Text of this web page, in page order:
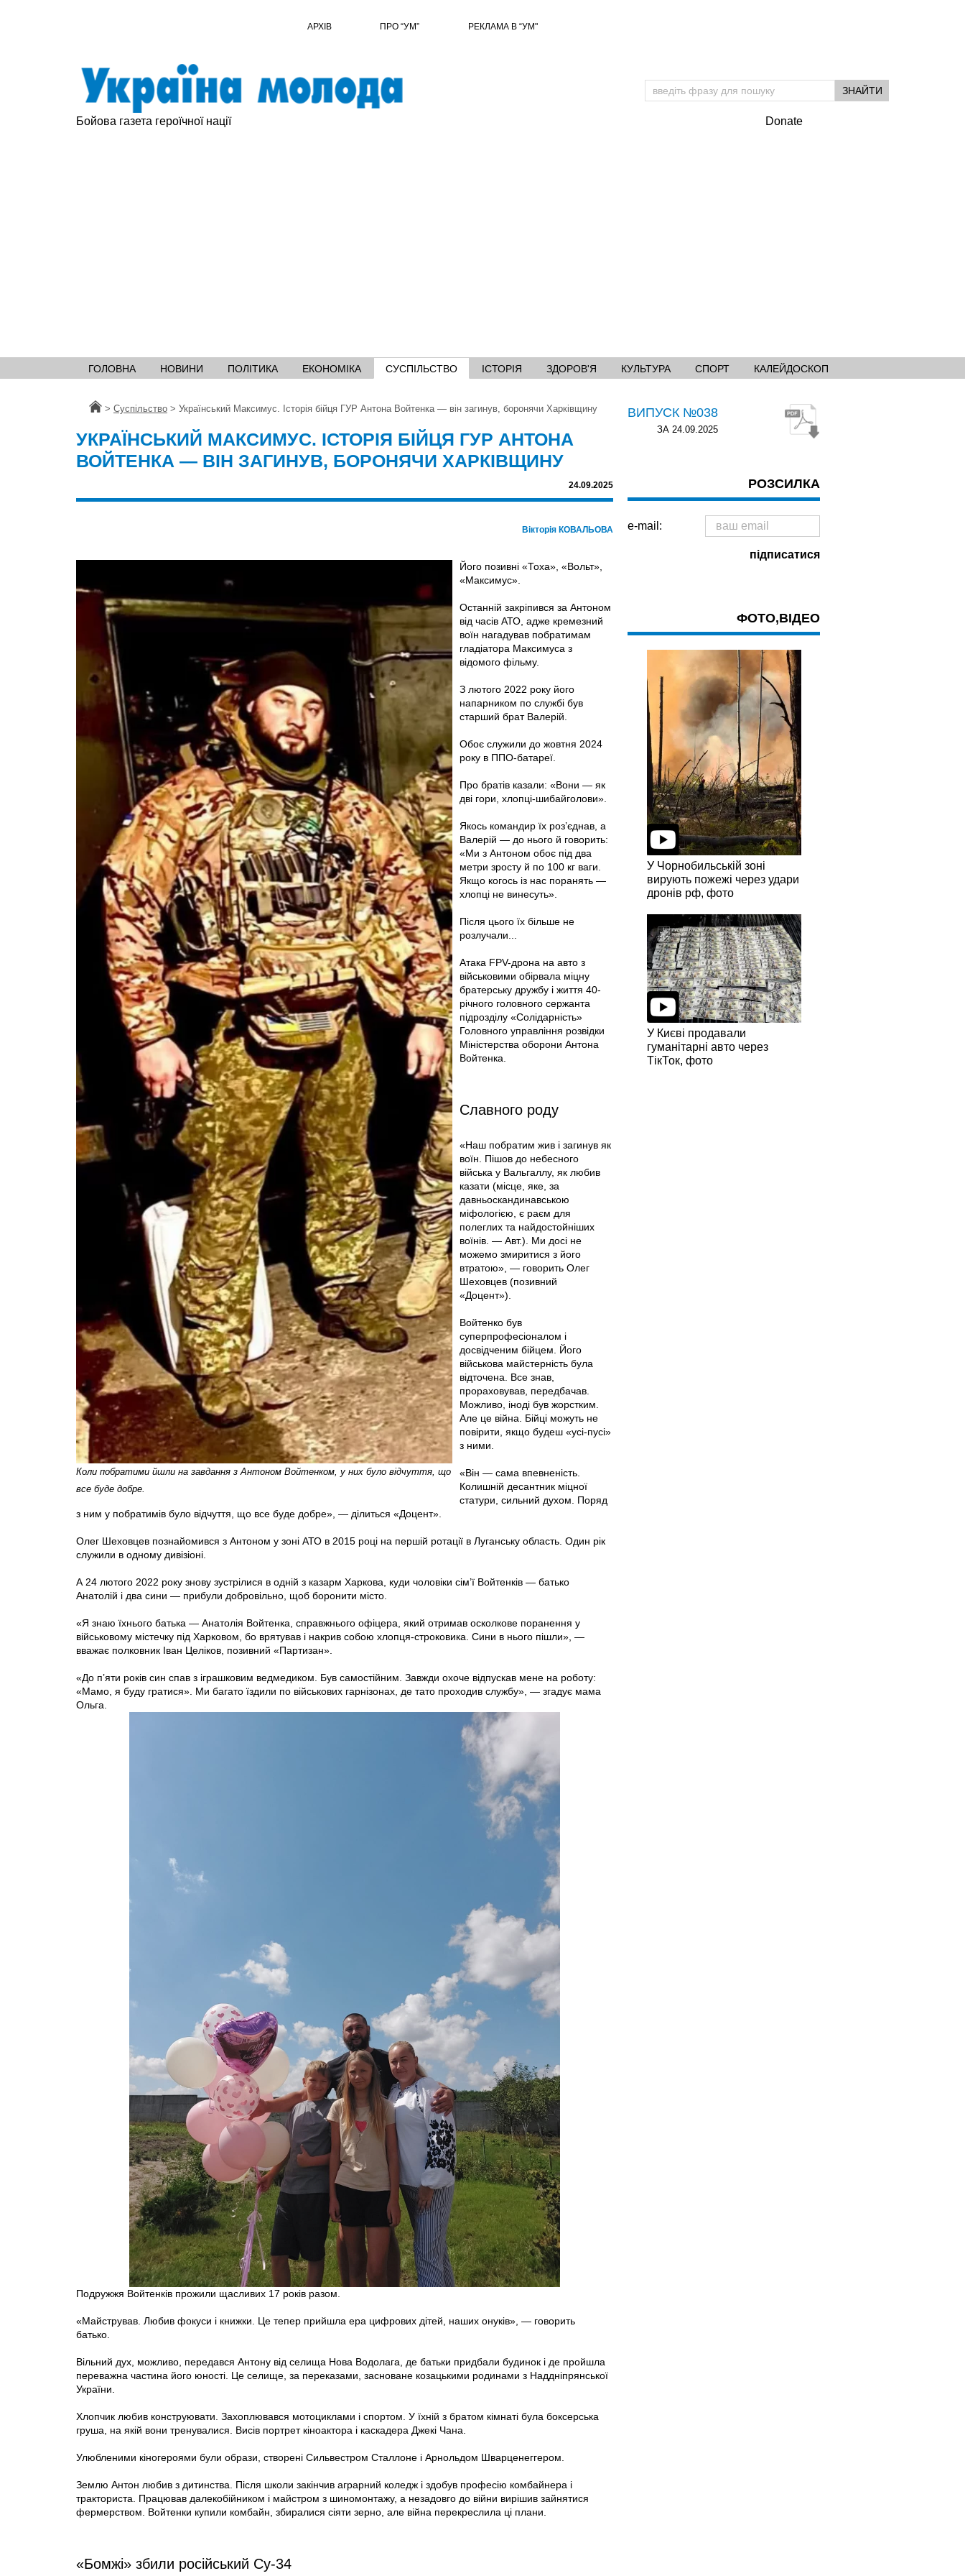
АРХІВ ПРО “УМ” РЕКЛАМА В “УМ"
Бойова газета героїчної нації Підтримай УМ
ГОЛОВНА НОВИНИ ПОЛІТИКА ЕКОНОМІКА СУСПІЛЬСТВО ІСТОРІЯ ЗДОРОВ'Я КУЛЬТУРА СПОРТ КАЛЕЙДОСКОП
Головна
> Суспільство > Український Максимус. Історія бійця ГУР Антона Войтенка — він загинув, боронячи Харківщину
УКРАЇНСЬКИЙ МАКСИМУС. ІСТОРІЯ БІЙЦЯ ГУР АНТОНА
ВОЙТЕНКА — ВІН ЗАГИНУВ, БОРОНЯЧИ ХАРКІВЩИНУ
24.09.2025
Вікторія КОВАЛЬОВА
Коли побратими йшли на завдання з Антоном Войтенком, у них було відчуття, що
все буде добре.
Його позивні «Тоха», «Вольт»,
«Максимус».
Останній закріпився за Антоном
від часів АТО, адже кремезний
воїн нагадував побратимам
гладіатора Максимуса з
відомого фільму.
З лютого 2022 року його
напарником по службі був
старший брат Валерій.
Обоє служили до жовтня 2024
року в ППО-батареї.
Про братів казали: «Вони — як
дві гори, хлопці-шибайголови».
Якось командир їх роз’єднав, а
Валерій — до нього й говорить:
«Ми з Антоном обоє під два
метри зросту й по 100 кг ваги.
Якщо когось із нас поранять —
хлопці не винесуть».
Після цього їх більше не
розлучали...
Атака FPV-дрона на авто з
військовими обірвала міцну
братерську дружбу і життя 40-
річного головного сержанта
підрозділу «Солідарність»
Головного управління розвідки
Міністерства оборони Антона
Войтенка.
Славного роду
«Наш побратим жив і загинув як
воїн. Пішов до небесного
війська у Вальгаллу, як любив
казати (місце, яке, за
давньоскандинавською
міфологією, є раєм для
полеглих та найдостойніших
воїнів. — Авт.). Ми досі не
можемо змиритися з його
втратою», — говорить Олег
Шеховцев (позивний
«Доцент»).
Войтенко був
суперпрофесіоналом і
досвідченим бійцем. Його
військова майстерність була
відточена. Все знав,
прораховував, передбачав.
Можливо, іноді був жорстким.
Але це війна. Бійці можуть не
повірити, якщо будеш «усі-пусі»
з ними.
«Він — сама впевненість.
Колишній десантник міцної
статури, сильний духом. Поряд
з ним у побратимів було відчуття, що все буде добре», — ділиться «Доцент».
Олег Шеховцев познайомився з Антоном у зоні АТО в 2015 році на першій ротації в Луганську область. Один рік
служили в одному дивізіоні.
А 24 лютого 2022 року знову зустрілися в одній з казарм Харкова, куди чоловіки сім’ї Войтенків — батько
Анатолій і два сини — прибули добровільно, щоб боронити місто.
«Я знаю їхнього батька — Анатолія Войтенка, справжнього офіцера, який отримав осколкове поранення у
військовому містечку під Харковом, бо врятував і накрив собою хлопця-строковика. Сини в нього пішли», —
вважає полковник Іван Целіков, позивний «Партизан».
«До п’яти років син спав з іграшковим ведмедиком. Був самостійним. Завжди охоче відпускав мене на роботу:
«Мамо, я буду гратися». Ми багато їздили по військових гарнізонах, де тато проходив службу», — згадує мама
Ольга.
Подружжя Войтенків прожили щасливих 17 років разом.
«Майстрував. Любив фокуси і книжки. Це тепер прийшла ера цифрових дітей, наших онуків», — говорить
батько.
Вільний дух, можливо, передався Антону від селища Нова Водолага, де батьки придбали будинок і де пройшла
переважна частина його юності. Це селище, за переказами, засноване козацькими родинами з Наддніпрянської
України.
Хлопчик любив конструювати. Захоплювався мотоциклами і спортом. У їхній з братом кімнаті була боксерська
груша, на якій вони тренувалися. Висів портрет кіноактора і каскадера Джекі Чана.
Улюбленими кіногероями були образи, створені Сильвестром Сталлоне і Арнольдом Шварценеггером.
Землю Антон любив з дитинства. Після школи закінчив аграрний коледж і здобув професію комбайнера і
тракториста. Працював далекобійником і майстром з шиномонтажу, а незадовго до війни вирішив зайнятися
фермерством. Войтенки купили комбайн, збиралися сіяти зерно, але війна перекреслила ці плани.
«Бомжі» збили російський Су-34
ВИПУСК №038
ЗА 24.09.2025
РОЗСИЛКА
e-mail:
ФОТО,ВІДЕО
У Чорнобильській зоні
вирують пожежі через удари
дронів рф, фото
У Києві продавали
гуманітарні авто через
ТікТок, фото